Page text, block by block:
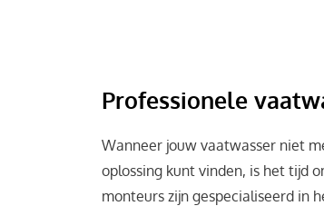
Professionele
Wanneer jouw vaatwasser niet
oplossing kunt vinden, is het tijd
monteurs zijn gespecialiseerd in